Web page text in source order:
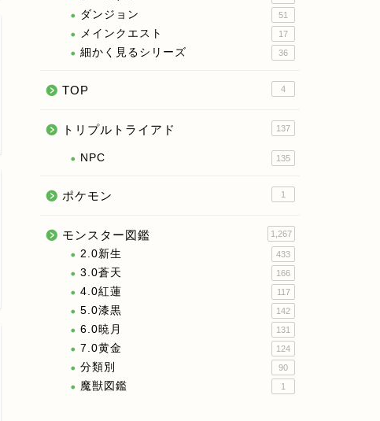
ダンジョン 51
メインクエスト 17
細かく見るシリーズ 36
TOP 4
トリプルトライアド 137
NPC 135
ポケモン 1
モンスター図鑑 1,267
2.0新生 433
3.0蒼天 166
4.0紅蓮 117
5.0漆黒 142
6.0暁月 131
7.0黄金 124
分類別 90
魔獣図鑑 1